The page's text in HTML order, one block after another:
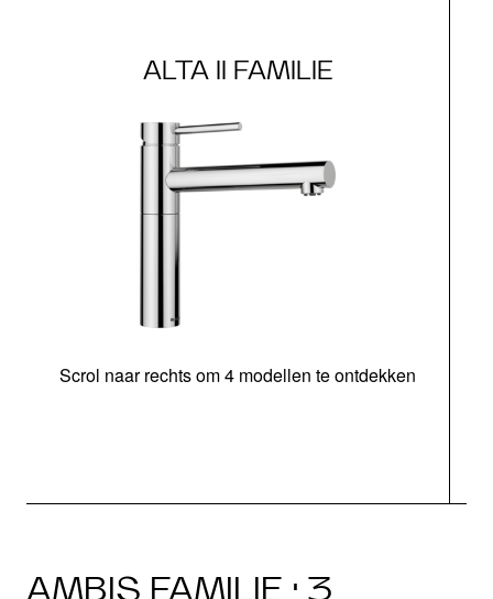
ALTA II FAMILIE
Scrol naar rechts om 4 modellen te ontdekken
AMBIS FAMILIE · 3